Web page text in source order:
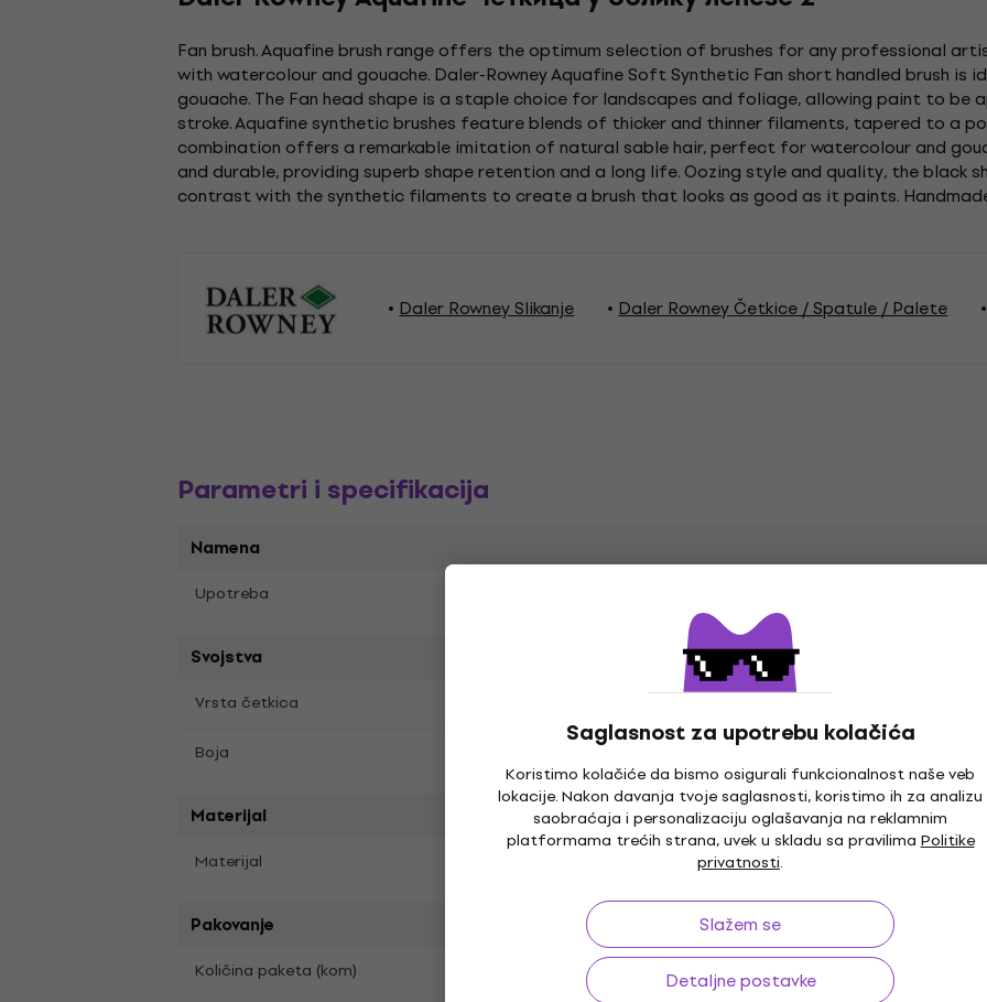
Saglasnost za upotrebu kolačića
Koristimo kolačiće da bismo osigurali funkcionalnost naše veb
lokacije. Nakon davanja tvoje saglasnosti, koristimo ih za analizu
saobraćaja i personalizaciju oglašavanja na reklamnim
platformama trećih strana, uvek u skladu sa pravilimaPolitike
privatnosti.
Slažem se
Detaljne postavke
Fan brush. Aquafine brush range offers the optimum selection of brushes for any professional
with watercolour and gouache. Daler-Rowney Aquafine Soft Synthetic Fan short handled brush
gouache. The Fan head shape is a staple choice for landscapes and foliage, allowing paint to be
stroke. Aquafine synthetic brushes feature blends of thicker and thinner filaments, tapered to a
combination offers a remarkable imitation of natural sable hair, perfect for watercolour and
and durable, providing superb shape retention and a long life. Oozing style and quality, the black
contrast with the synthetic filaments to create a brush that looks as good as it paints.
Daler Rowney Slikanje Daler Rowney Četkice / Spatule / Palete
Parametri i specifikacija
Namena
Upotreba
Svojstva
Vrsta četkica Четкица у облику лепезе
Boja
Materijal
Materijal
Pakovanje
Količina paketa (kom)